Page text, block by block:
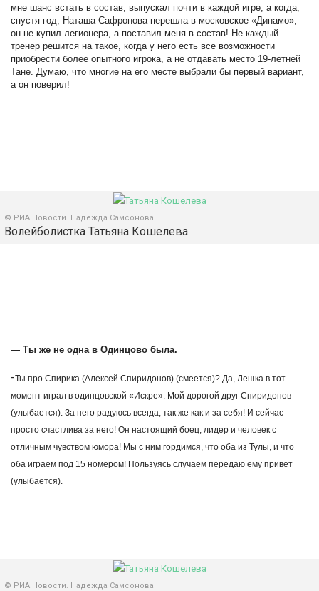
мне шанс встать в состав, выпускал почти в каждой игре, а когда,
спустя год, Наташа Сафронова перешла в московское «Динамо»,
он не купил легионера, а поставил меня в состав! Не каждый
тренер решится на такое, когда у него есть все возможности
приобрести более опытного игрока, а не отдавать место 19-летней
Тане. Думаю, что многие на его месте выбрали бы первый вариант,
а он поверил!
© РИА Новости. Надежда Самсонова
Волейболистка Татьяна Кошелева
— Ты же не одна в Одинцово была.
-Ты про Спирика (Алексей Спиридонов) (смеется)? Да, Лешка в тот
момент играл в одинцовской «Искре». Мой дорогой друг Спиридонов
(улыбается). За него радуюсь всегда, так же как и за себя! И сейчас
просто счастлива за него! Он настоящий боец, лидер и человек с
отличным чувством юмора! Мы с ним гордимся, что оба из Тулы, и что
оба играем под 15 номером! Пользуясь случаем передаю ему привет
(улыбается).
© РИА Новости. Надежда Самсонова